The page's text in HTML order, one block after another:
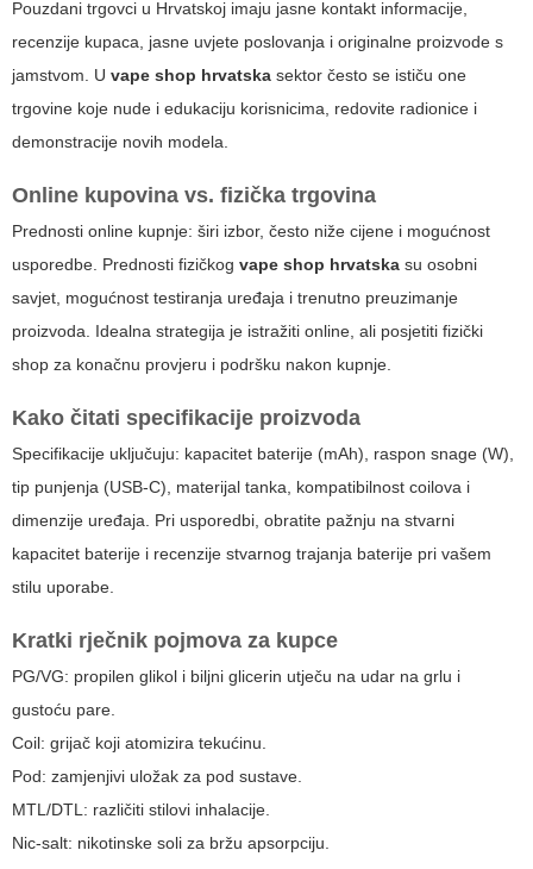
Pouzdani trgovci u Hrvatskoj imaju jasne kontakt informacije,
recenzije kupaca, jasne uvjete poslovanja i originalne proizvode s
jamstvom. U vape shop hrvatska sektor često se ističu one
trgovine koje nude i edukaciju korisnicima, redovite radionice i
demonstracije novih modela.
Online kupovina vs. fizička trgovina
Prednosti online kupnje: širi izbor, često niže cijene i mogućnost
usporedbe. Prednosti fizičkog vape shop hrvatska su osobni
savjet, mogućnost testiranja uređaja i trenutno preuzimanje
proizvoda. Idealna strategija je istražiti online, ali posjetiti fizički
shop za konačnu provjeru i podršku nakon kupnje.
Kako čitati specifikacije proizvoda
Specifikacije uključuju: kapacitet baterije (mAh), raspon snage (W),
tip punjenja (USB-C), materijal tanka, kompatibilnost coilova i
dimenzije uređaja. Pri usporedbi, obratite pažnju na stvarni
kapacitet baterije i recenzije stvarnog trajanja baterije pri vašem
stilu uporabe.
Kratki rječnik pojmova za kupce
PG/VG: propilen glikol i biljni glicerin utječu na udar na grlu i
gustoću pare.
Coil: grijač koji atomizira tekućinu.
Pod: zamjenjivi uložak za pod sustave.
MTL/DTL: različiti stilovi inhalacije.
Nic-salt: nikotinske soli za bržu apsorpciju.